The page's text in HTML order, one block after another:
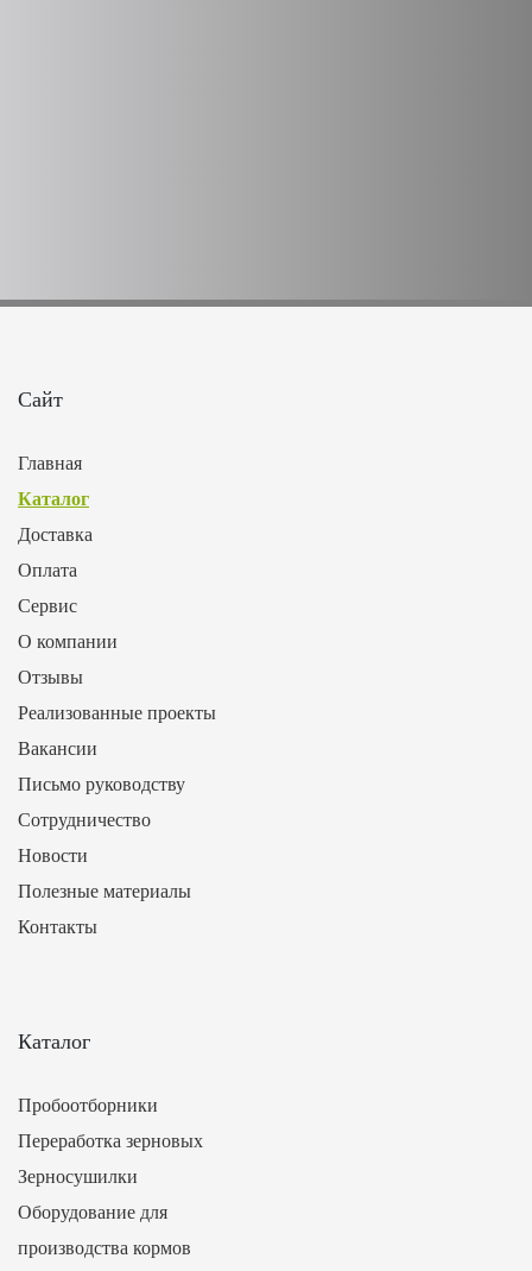
Сайт
Главная
Каталог
Доставка
Оплата
Сервис
О компании
Отзывы
Реализованные проекты
Вакансии
Письмо руководству
Сотрудничество
Новости
Полезные материалы
Контакты
Каталог
Пробоотборники
Переработка зерновых
Зерносушилки
Оборудование для
производства кормов